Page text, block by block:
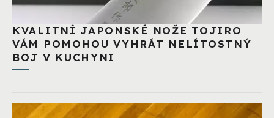
KVALITNÍ JAPONSKÉ NOŽE TOJIRO
VÁM POMOHOU VYHRÁT NELÍTOSTNÝ
BOJ V KUCHYNI